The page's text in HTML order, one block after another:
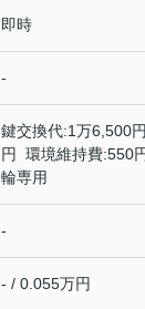
即時
-
鍵交換代:1万6,500
円 環境維持費:550
輪専用
-
- / 0.055万円